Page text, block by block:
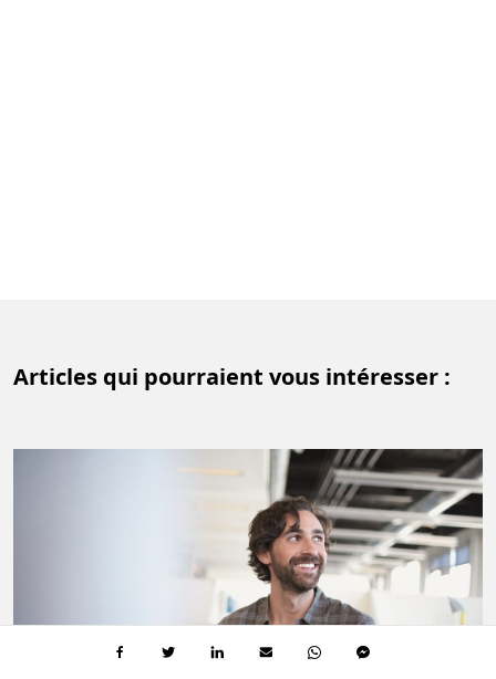
Articles qui pourraient vous intéresser :